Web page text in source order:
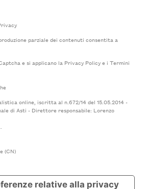
parziale dei contenuti consentita a
e si applicano la Privacy Policye i Termini
online, iscritta al n.672/14 del 15.05.2014 -
di Asti - Direttore responsabile: Lorenzo
(CN)
relative alla privacy